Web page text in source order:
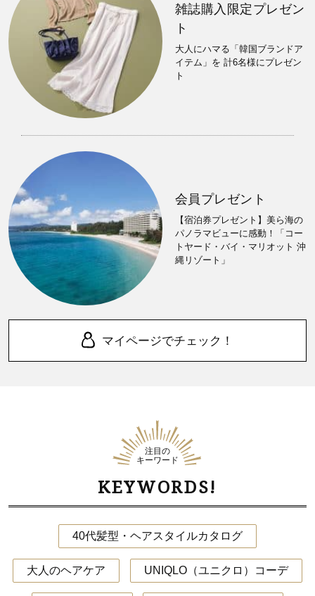
雑誌購入限定プレゼン
ト
大人にハマる「韓国ブランドア
イテム」を 計6名様にプレゼン
ト
会員プレゼント
【宿泊券プレゼント】美ら海の
パノラマビューに感動！「コー
トヤード・バイ・マリオット 沖
縄リゾート」
マイページでチェック！
注目の
キーワード
KEYWORDS!
40代髪型・ヘアスタイルカタログ
大人のヘアケア UNIQLO（ユニクロ）コーデ